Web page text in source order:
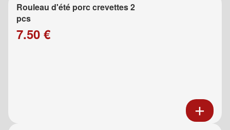
Rouleau d'été porc crevettes 2
pcs
7.50 €